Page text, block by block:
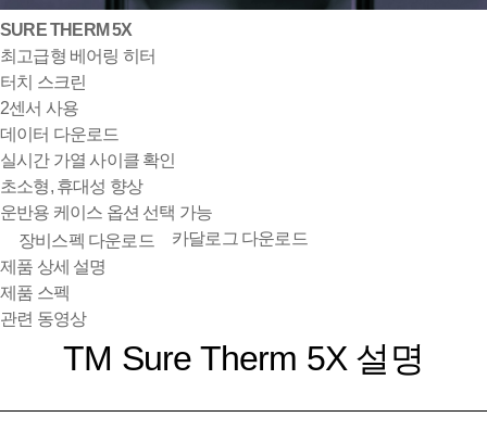
SURE THERM 5X
최고급형 베어링 히터
터치 스크린
2센서 사용
데이터 다운로드
실시간 가열 사이클 확인
초소형, 휴대성 향상
운반용 케이스 옵션 선택 가능
장비스펙 다운로드
카달로그 다운로드
제품 상세 설명
제품 스펙
관련 동영상
TM Sure Therm 5X 설명